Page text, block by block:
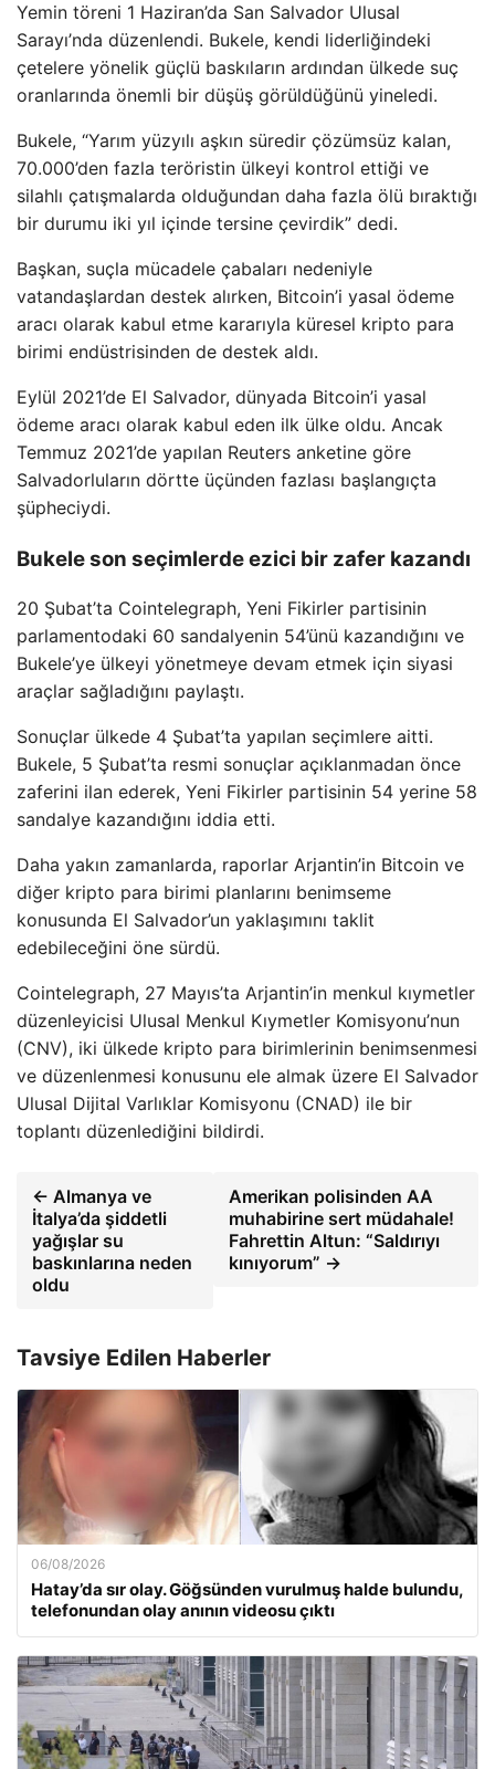
Yemin töreni 1 Haziran’da San Salvador Ulusal
Sarayı’nda düzenlendi. Bukele, kendi liderliğindeki
çetelere yönelik güçlü baskıların ardından ülkede suç
oranlarında önemli bir düşüş görüldüğünü yineledi.
Bukele, “Yarım yüzyılı aşkın süredir çözümsüz kalan,
70.000’den fazla teröristin ülkeyi kontrol ettiği ve
silahlı çatışmalarda olduğundan daha fazla ölü bıraktığı
bir durumu iki yıl içinde tersine çevirdik” dedi.
Başkan, suçla mücadele çabaları nedeniyle
vatandaşlardan destek alırken, Bitcoin’i yasal ödeme
aracı olarak kabul etme kararıyla küresel kripto para
birimi endüstrisinden de destek aldı.
Eylül 2021’de El Salvador, dünyada Bitcoin’i yasal
ödeme aracı olarak kabul eden ilk ülke oldu. Ancak
Temmuz 2021’de yapılan Reuters anketine göre
Salvadorluların dörtte üçünden fazlası başlangıçta
şüpheciydi.
Bukele son seçimlerde ezici bir zafer kazandı
20 Şubat’ta Cointelegraph, Yeni Fikirler partisinin
parlamentodaki 60 sandalyenin 54’ünü kazandığını ve
Bukele’ye ülkeyi yönetmeye devam etmek için siyasi
araçlar sağladığını paylaştı.
Sonuçlar ülkede 4 Şubat’ta yapılan seçimlere aitti.
Bukele, 5 Şubat’ta resmi sonuçlar açıklanmadan önce
zaferini ilan ederek, Yeni Fikirler partisinin 54 yerine 58
sandalye kazandığını iddia etti.
Daha yakın zamanlarda, raporlar Arjantin’in Bitcoin ve
diğer kripto para birimi planlarını benimseme
konusunda El Salvador’un yaklaşımını taklit
edebileceğini öne sürdü.
Cointelegraph, 27 Mayıs’ta Arjantin’in menkul kıymetler
düzenleyicisi Ulusal Menkul Kıymetler Komisyonu’nun
(CNV), iki ülkede kripto para birimlerinin benimsenmesi
ve düzenlenmesi konusunu ele almak üzere El Salvador
Ulusal Dijital Varlıklar Komisyonu (CNAD) ile bir
toplantı düzenlediğini bildirdi.
← Almanya ve
İtalya’da şiddetli
yağışlar su
baskınlarına neden
oldu
Amerikan polisinden AA
muhabirine sert müdahale!
Fahrettin Altun: “Saldırıyı
kınıyorum” →
Tavsiye Edilen Haberler
06/08/2026
Hatay’da sır olay. Göğsünden vurulmuş halde bulundu,
telefonundan olay anının videosu çıktı